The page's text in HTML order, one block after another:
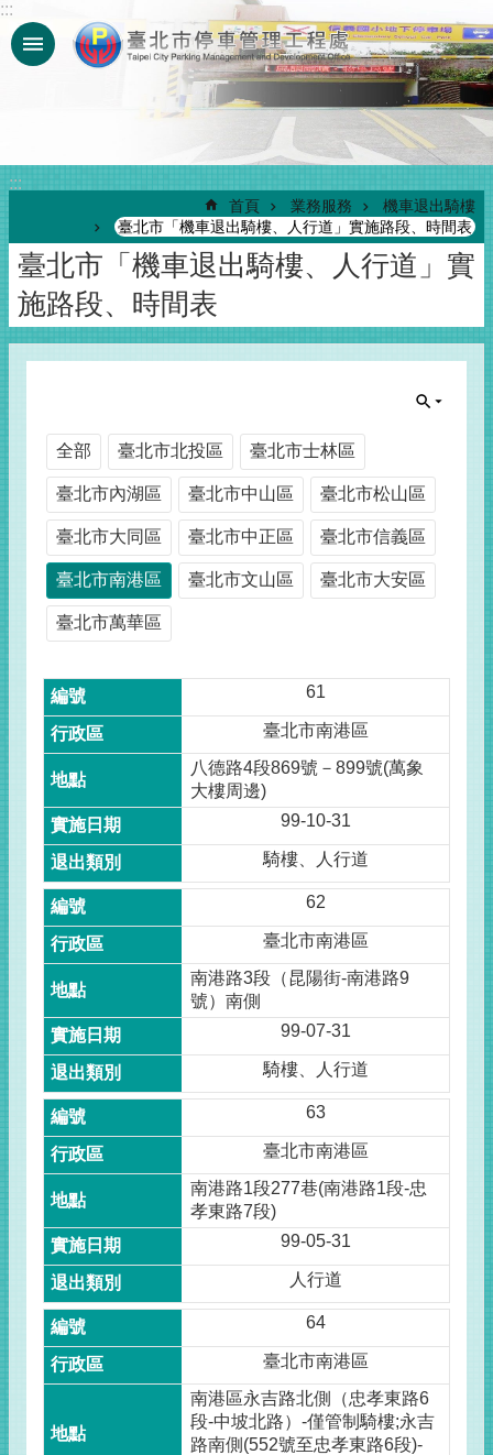
跳到主要內容區塊
:::
:::
首頁 業務服務
機車退出騎樓
臺北市「機車退出騎樓、人行道」實施路段、時間表
臺北市「機車退出騎樓、人行道」實
施路段、時間表
全部 臺北市北投區 臺北市士林區
臺北市內湖區 臺北市中山區 臺北市松山區
臺北市大同區 臺北市中正區 臺北市信義區
臺北市南港區 臺北市文山區 臺北市大安區
臺北市萬華區
61
臺北市南港區
八德路4段869號－899號(萬象
大樓周邊)
99-10-31
騎樓、人行道
62
臺北市南港區
南港路3段（昆陽街-南港路9
號）南側
99-07-31
騎樓、人行道
63
臺北市南港區
南港路1段277巷(南港路1段-忠
孝東路7段)
99-05-31
人行道
64
臺北市南港區
南港區永吉路北側（忠孝東路6
段-中坡北路）-僅管制騎樓;永吉
路南側(552號至忠孝東路6段)-